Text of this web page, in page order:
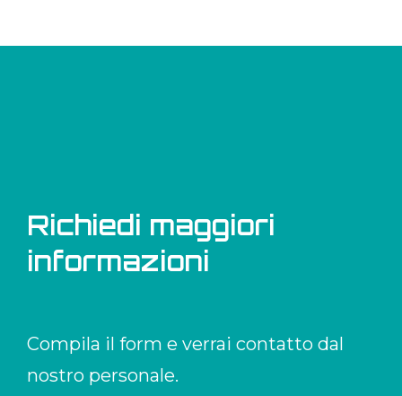
Richiedi maggiori
informazioni
Compila il form e verrai contatto dal
nostro personale.